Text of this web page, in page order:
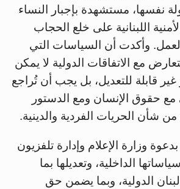
نفسها، مستشهدة بإجبار النساء
اللبنانية على خلع الحجاب
وأكدت أن السياسات التي
مع الاتفاقات الدولية لا يمكن
غير قابلة للتعديل، بل يجب أن تُراجع
حقوق الإنسان ومع الدستور
من شأن الحريات الفردية والدينية.
وزارة الإعلام وإدارة تلفزيون
الداخلية، وتعديلها بما
الدولية، وبما يضمن حق